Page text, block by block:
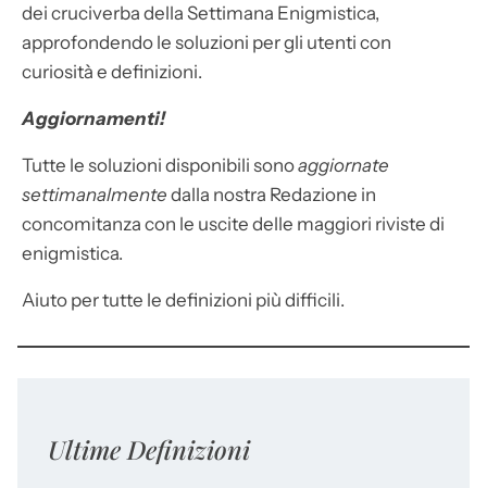
dei cruciverba della Settimana Enigmistica,
approfondendo le soluzioni per gli utenti con
curiosità e definizioni.
Aggiornamenti!
Tutte le soluzioni disponibili sonoaggiornate
settimanalmente dalla nostra Redazione in
concomitanza con le uscite delle maggiori riviste di
enigmistica.
Aiuto per tutte le definizioni più difficili.
Ultime Definizioni